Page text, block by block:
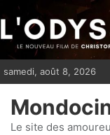
i
p
samedi, août 8, 2026
Le site des